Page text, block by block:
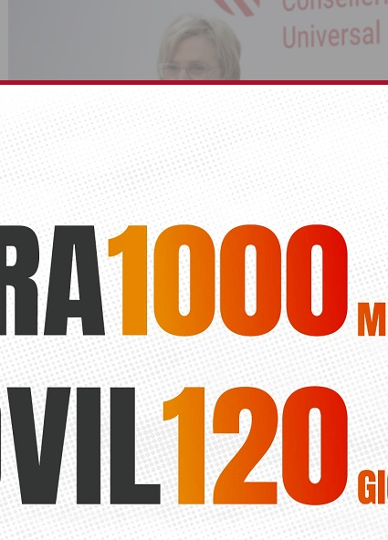
Ana Barceló quiere comparecer ante las
informar sobre la reversión del Hospital de
14/09/2021 Lidia
El proceso de reversión del departamento de salud se
COX